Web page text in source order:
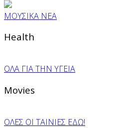
ΜΟΥΣΙΚΑ ΝΕΑ
Health
ΟΛΑ ΓΙΑ ΤΗΝ ΥΓΕΙΑ
Movies
ΟΛΕΣ ΟΙ ΤΑΙΝΙΕΣ ΕΔΩ!